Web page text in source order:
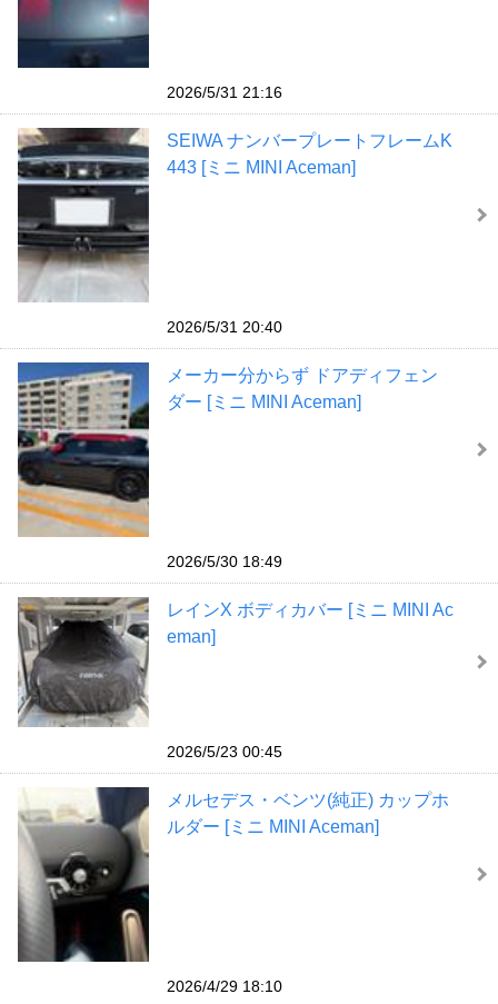
2026/5/31 21:16
SEIWA ナンバープレートフレームK
443 [ミニ MINI Aceman]
2026/5/31 20:40
メーカー分からず ドアディフェン
ダー [ミニ MINI Aceman]
2026/5/30 18:49
レインX ボディカバー [ミニ MINI Ac
eman]
2026/5/23 00:45
メルセデス・ベンツ(純正) カップホ
ルダー [ミニ MINI Aceman]
2026/4/29 18:10